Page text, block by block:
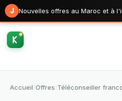
J Nouvelles offres au Maroc et à
Accueil Offres Téléconseiller